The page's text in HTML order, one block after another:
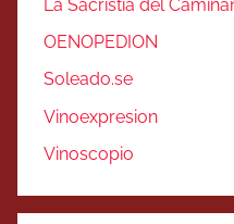
La Sacristía del
OENOPEDION
Soleado.se
Vinoexpresion
Vinoscopio